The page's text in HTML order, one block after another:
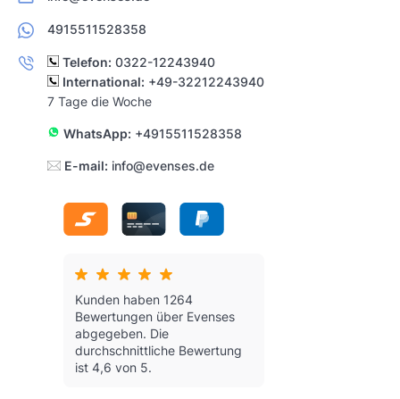
4915511528358
Telefon: 0322-12243940
International: +49-32212243940
7 Tage die Woche
WhatsApp: +4915511528358
E-mail: info@evenses.de
Kunden haben 1264
Bewertungen über Evenses
abgegeben. Die
durchschnittliche Bewertung
ist 4,6 von 5.